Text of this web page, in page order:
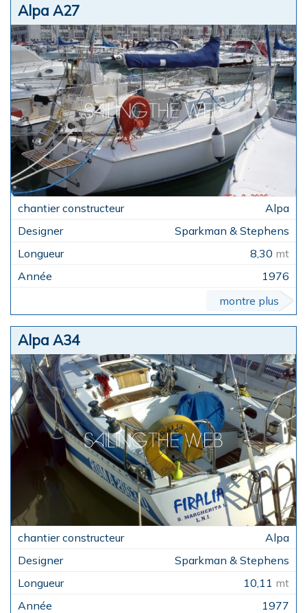
Alpa A27
Alpa
Sparkman & Stephens
8,30 mt
1976
montre plus
Alpa A34
Alpa
Sparkman & Stephens
10,11 mt
1977